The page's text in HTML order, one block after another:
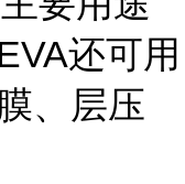
还可用
、层压